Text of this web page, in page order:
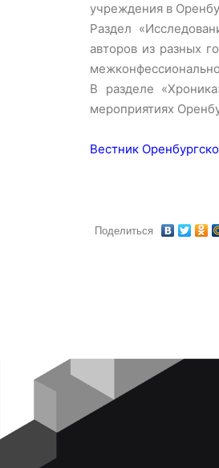
учреждения в
Раздел
авторов из разных
В разделе
мероприятиях
Вестник
Поделиться